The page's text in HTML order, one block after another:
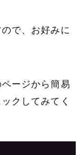
で、お好みに
ージから簡易
クしてみてく